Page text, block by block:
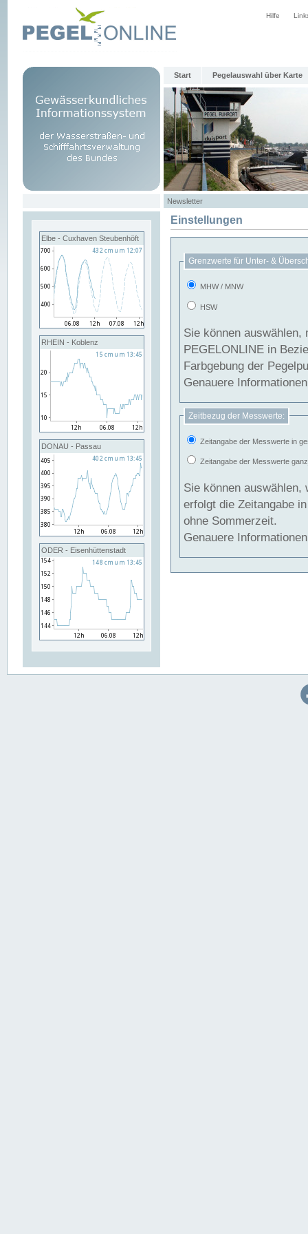
Hilfe
Start Pegelauswahl über Karte
Newsletter
Elbe - Cuxhaven Steubenhöft
RHEIN - Koblenz
DONAU - Passau
ODER - Eisenhüttenstadt
Einstellungen
Grenzwerte für Unter- &
MHW / MNW
HSW
Sie können
PEGELONLINE in Beziehung
Farbgebung der
Genauere
Zeitbezug der Messwerte:
Zeitangabe der Messwerte in
Zeitangabe der Messwerte
Sie können auswählen,
erfolgt die Zeitangabe
ohne Sommerzeit.
Genauere